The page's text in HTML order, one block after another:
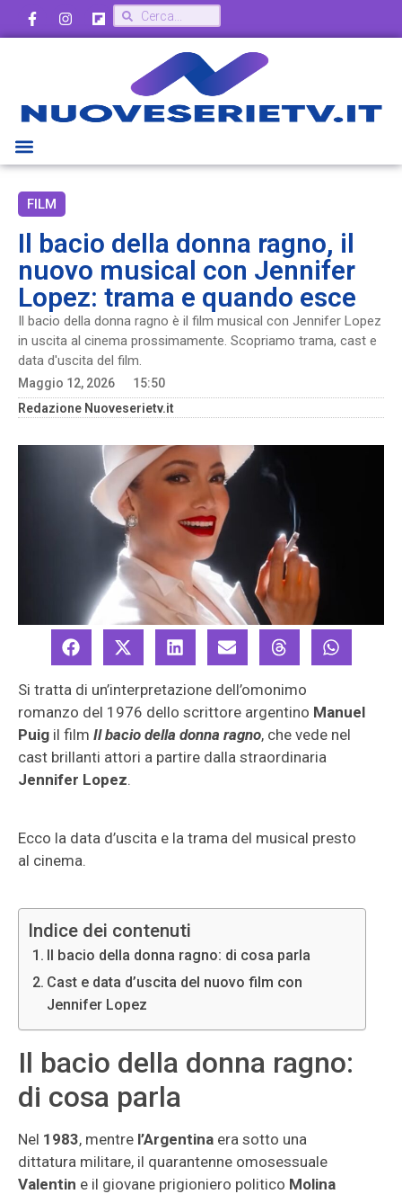
FILM
Il bacio della donna ragno, il
nuovo musical con Jennifer
Lopez: trama e quando esce
Il bacio della donna ragno è il film musical con Jennifer Lopez
in uscita al cinema prossimamente. Scopriamo trama, cast e
data d'uscita del film.
Maggio 12, 2026
15:50
Redazione Nuoveserietv.it
Si tratta di un’interpretazione dell’omonimo
romanzo del 1976 dello scrittore argentino Manuel
Puig il film Il bacio della donna ragno, che vede nel
cast brillanti attori a partire dalla straordinaria
Jennifer Lopez.
Ecco la data d’uscita e la trama del musical presto
al cinema.
Indice dei contenuti
Il bacio della donna ragno: di cosa parla
Cast e data d’uscita del nuovo film con
Jennifer Lopez
Il bacio della donna ragno:
di cosa parla
Nel 1983, mentre l’Argentina era sotto una
dittatura militare, il quarantenne omosessuale
Valentin e il giovane prigioniero politico Molina